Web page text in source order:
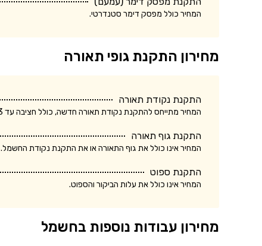
המחיר כולל מפסק דימר סטנדרטי.
מחירון התקנת גופי תאורה
התקנת נקודת תאורה
המחיר מתייחס להתקנת נקודת תאורה חדשה, כולל חציבה עד 3 מטר.
התקנת גוף תאורה
המחיר אינו כולל את גוף התאורה או את התקנת נקודת החשמל.
התקנת ספוט
המחיר אינו כולל את עלות הביקור והספוט.
מחירון עבודות נוספות בחשמל